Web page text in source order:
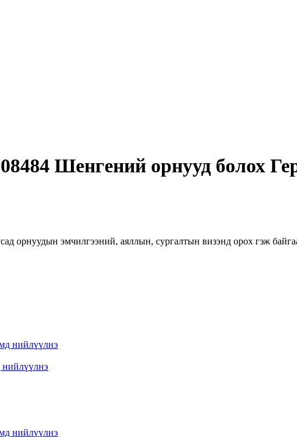
Шенгений орнууд болох
эмчилгээний, аяллын, сургалтын визэнд орох гэж